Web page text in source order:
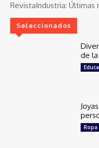
RevistaIndustria: Últimas
Seleccionados
de
Ropa